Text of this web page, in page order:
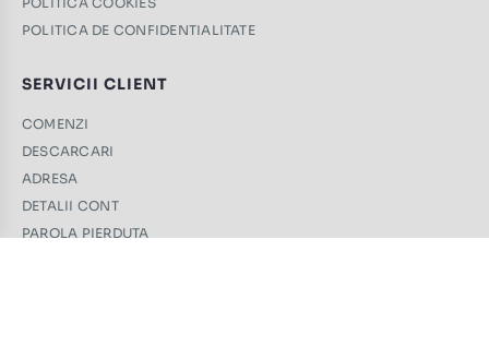
POLITICA DE CONFIDENTIALITATE
SERVICII CLIENT
COMENZI
DESCARCARI
ADRESA
DETALII CONT
PAROLA PIERDUTA